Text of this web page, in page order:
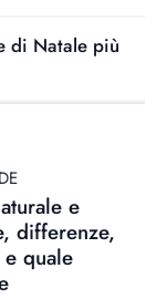
di Natale più
e
differenze,
quale